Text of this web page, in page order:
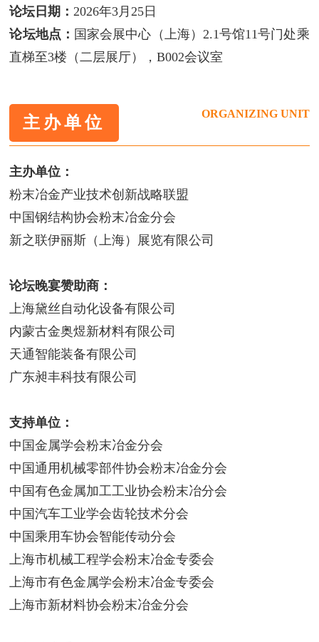
论坛日期： 2026年3月25日
论坛地点： 国家会展中心（上海）2.1号馆11号门处乘
直梯至3楼（二层展厅），B002会议室
主办单位 ORGANIZING UNIT
主办单位：
粉末冶金产业技术创新战略联盟
中国钢结构协会粉末冶金分会
新之联伊丽斯（上海）展览有限公司
论坛晚宴赞助商：
上海黛丝自动化设备有限公司
内蒙古金奥煜新材料有限公司
天通智能装备有限公司
广东昶丰科技有限公司
支持单位：
中国金属学会粉末冶金分会
中国通用机械零部件协会粉末冶金分会
中国有色金属加工工业协会粉末冶分会
中国汽车工业学会齿轮技术分会
中国乘用车协会智能传动分会
上海市机械工程学会粉末冶金专委会
上海市有色金属学会粉末冶金专委会
上海市新材料协会粉末冶金分会